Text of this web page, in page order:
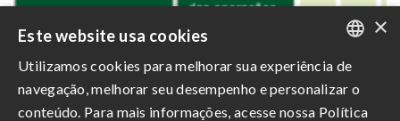
PORTUGUESE
ENGLISH
×
Este website usa cookies
Utilizamos cookies para melhorar sua experiência de
navegação, melhorar seu desempenho e personalizar o
conteúdo. Para mais informações, acesse nossa Política